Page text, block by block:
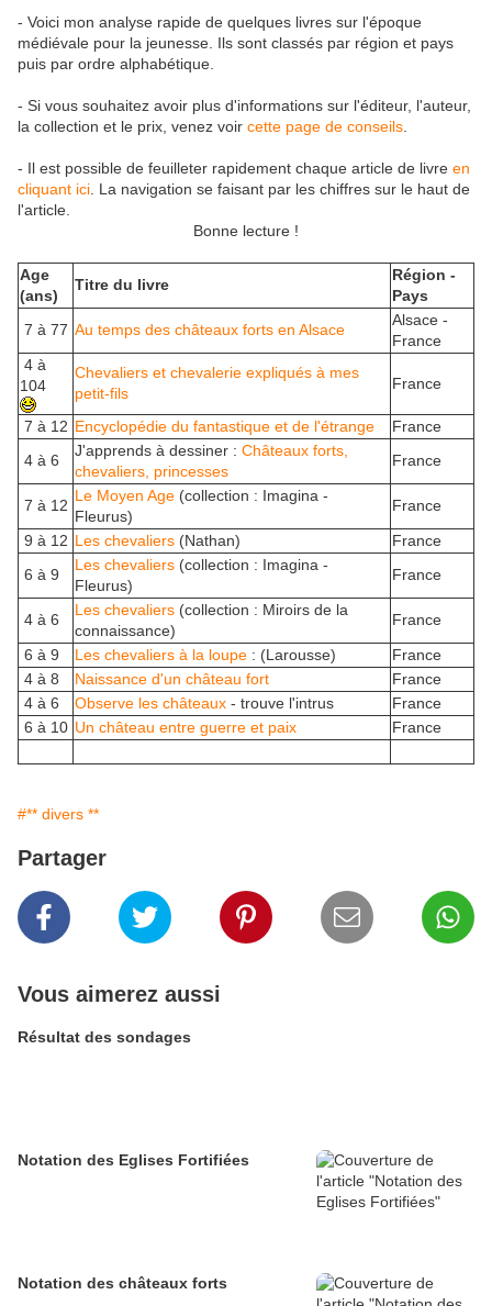
- Voici mon analyse rapide de quelques livres sur l'époque
médiévale pour la jeunesse. Ils sont classés par région et pays
puis par ordre alphabétique.
- Si vous souhaitez avoir plus d'informations sur l'éditeur, l'auteur,
la collection et le prix, venez voir cette page de conseils
- Il est possible de feuilleter rapidement chaque article de livre en
cliquant ici . La navigation se faisant par les chiffres sur le haut de
l'article.
Bonne lecture !
Age
(ans)
Titre du livre
Région -
Pays
7 à 77 Au temps des châteaux forts en Alsace
Alsace -
France
4 à
104
Chevaliers et chevalerie expliqués à mes
petit-fils
France
7 à 12 Encyclopédie du fantastique et de l'étrange
France
4 à 6
J'apprends à dessiner : Châteaux forts,
chevaliers, princesses
France
7 à 12
Le Moyen Age (collection : Imagina -
Fleurus)
France
9 à 12 Les chevaliers (Nathan)
France
6 à 9
Les chevaliers (collection : Imagina -
Fleurus)
France
4 à 6
Les chevaliers (collection : Miroirs de la
connaissance)
France
6 à 9
Les chevaliers à la loupe : (Larousse)
France
4 à 8
Naissance d'un château fort
France
4 à 6
Observe les châteaux - trouve l'intrus
France
6 à 10 Un château entre guerre et paix France
#** divers **
Partager
Vous aimerez aussi
Résultat des sondages
Notation des Eglises Fortifiées
Notation des châteaux forts